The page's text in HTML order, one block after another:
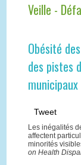
Veille -
Obésité
des pistes
municipaux
Tweet
Les inégalités
affectent
minorités
on Health